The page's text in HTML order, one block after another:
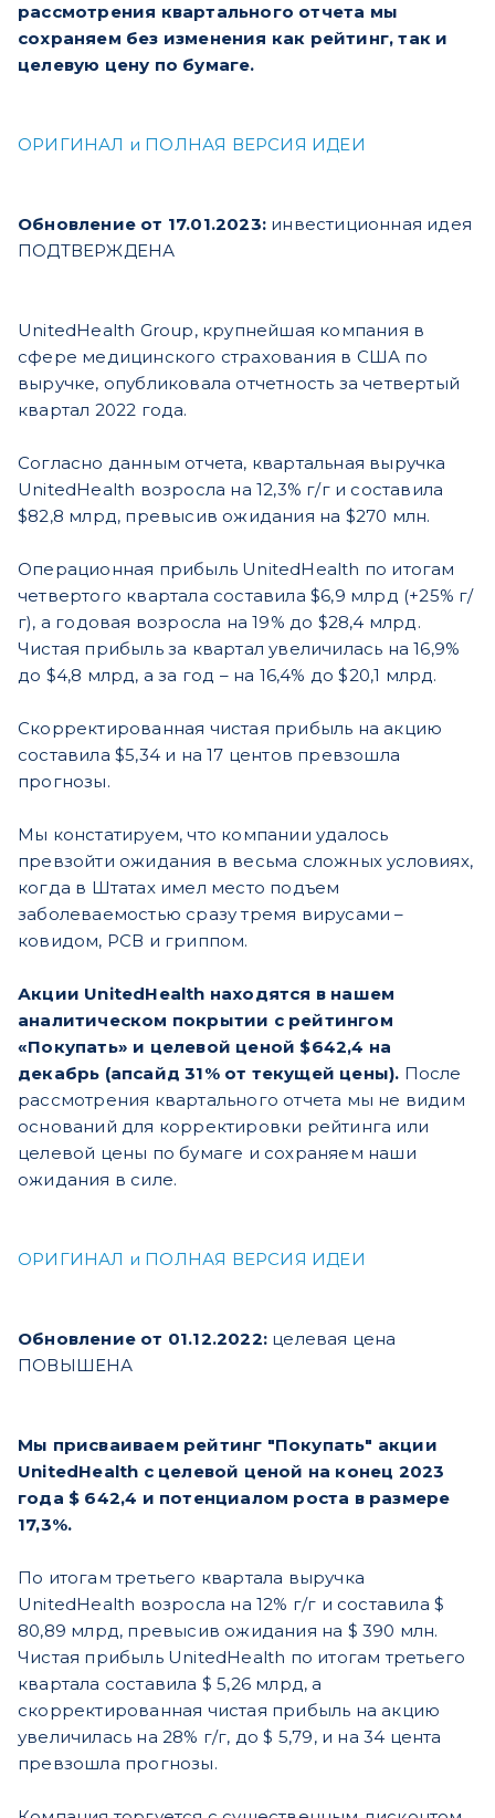
рассмотрения квартального отчета мы
сохраняем без изменения как рейтинг, так и
целевую цену по бумаге.
ОРИГИНАЛ и ПОЛНАЯ ВЕРСИЯ ИДЕИ
Обновление от 17.01.2023: инвестиционная идея
ПОДТВЕРЖДЕНА
UnitedHealth Group, крупнейшая компания в
сфере медицинского страхования в США по
выручке, опубликовала отчетность за четвертый
квартал 2022 года.
Согласно данным отчета, квартальная выручка
UnitedHealth возросла на 12,3% г/г и составила
$82,8 млрд, превысив ожидания на $270 млн.
Операционная прибыль UnitedHealth по итогам
четвертого квартала составила $6,9 млрд (+25% г/
г), а годовая возросла на 19% до $28,4 млрд.
Чистая прибыль за квартал увеличилась на 16,9%
до $4,8 млрд, а за год – на 16,4% до $20,1 млрд.
Скорректированная чистая прибыль на акцию
составила $5,34 и на 17 центов превзошла
прогнозы.
Мы констатируем, что компании удалось
превзойти ожидания в весьма сложных условиях,
когда в Штатах имел место подъем
заболеваемостью сразу тремя вирусами –
ковидом, РСВ и гриппом.
Акции UnitedHealth находятся в нашем
аналитическом покрытии с рейтингом
«Покупать» и целевой ценой $642,4 на
декабрь (апсайд 31% от текущей цены). После
рассмотрения квартального отчета мы не видим
оснований для корректировки рейтинга или
целевой цены по бумаге и сохраняем наши
ожидания в силе.
ОРИГИНАЛ и ПОЛНАЯ ВЕРСИЯ ИДЕИ
Обновление от 01.12.2022: целевая цена
ПОВЫШЕНА
Мы присваиваем рейтинг "Покупать" акции
UnitedHealth с целевой ценой на конец 2023
года $ 642,4 и потенциалом роста в размере
17,3%.
По итогам третьего квартала выручка
UnitedHealth возросла на 12% г/г и составила $
80,89 млрд, превысив ожидания на $ 390 млн.
Чистая прибыль UnitedHealth по итогам третьего
квартала составила $ 5,26 млрд, а
скорректированная чистая прибыль на акцию
увеличилась на 28% г/г, до $ 5,79, и на 34 цента
превзошла прогнозы.